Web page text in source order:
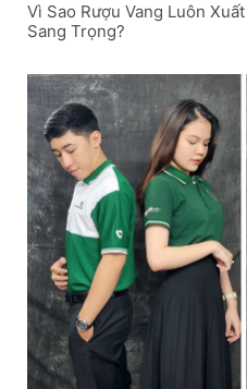
Vì Sao Rượu Vang Luôn
Sang Trọng?